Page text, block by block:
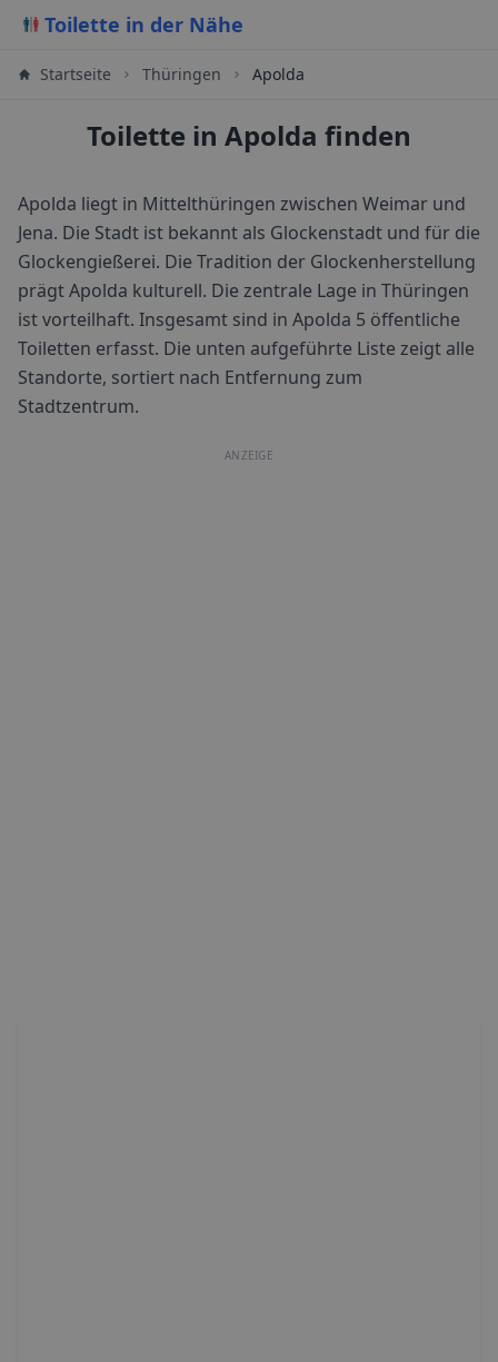
Toilette in der Nähe
Startseite Thüringen Apolda
Toilette in Apolda finden
Apolda liegt in Mittelthüringen zwischen Weimar und
Jena. Die Stadt ist bekannt als Glockenstadt und für die
Glockengießerei. Die Tradition der Glockenherstellung
prägt Apolda kulturell. Die zentrale Lage in Thüringen
ist vorteilhaft. Insgesamt sind in Apolda 5 öffentliche
Toiletten erfasst. Die unten aufgeführte Liste zeigt alle
Standorte, sortiert nach Entfernung zum
Stadtzentrum.
ANZEIGE